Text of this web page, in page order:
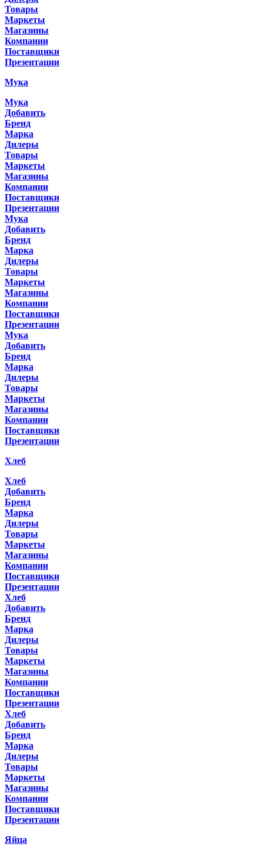
Товары
Маркеты
Магазины
Компании
Поставщики
Презентации
Мука
Мука
Добавить
Бренд
Марка
Дилеры
Товары
Маркеты
Магазины
Компании
Поставщики
Презентации
Мука
Добавить
Бренд
Марка
Дилеры
Товары
Маркеты
Магазины
Компании
Поставщики
Презентации
Мука
Добавить
Бренд
Марка
Дилеры
Товары
Маркеты
Магазины
Компании
Поставщики
Презентации
Хлеб
Хлеб
Добавить
Бренд
Марка
Дилеры
Товары
Маркеты
Магазины
Компании
Поставщики
Презентации
Хлеб
Добавить
Бренд
Марка
Дилеры
Товары
Маркеты
Магазины
Компании
Поставщики
Презентации
Хлеб
Добавить
Бренд
Марка
Дилеры
Товары
Маркеты
Магазины
Компании
Поставщики
Презентации
Яйца